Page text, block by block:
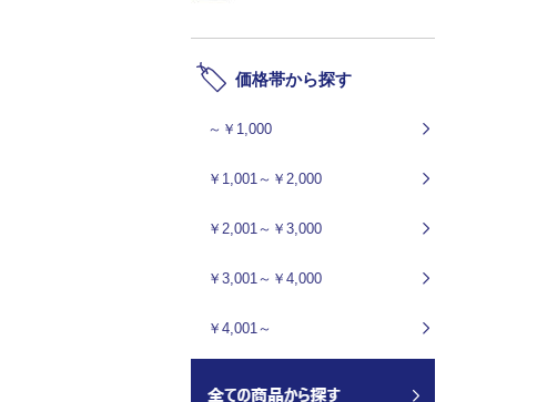
価格帯から探す
～￥1,000
￥1,001～￥2,000
￥2,001～￥3,000
￥3,001～￥4,000
￥4,001～